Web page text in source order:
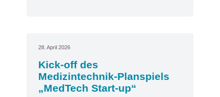
28. April 2026
Kick-off des
Medizintechnik-Planspiels
„MedTech Start-up“